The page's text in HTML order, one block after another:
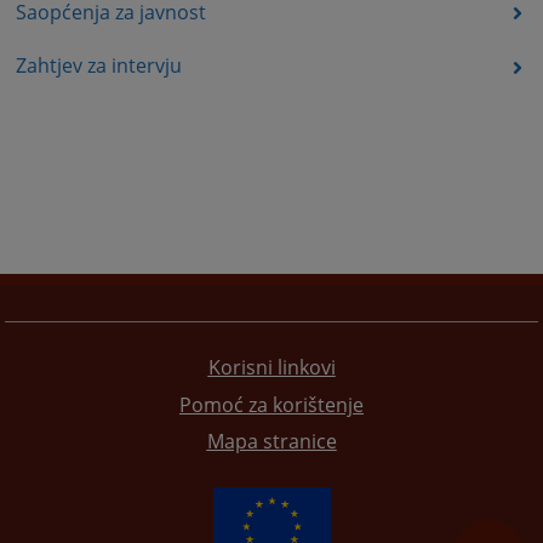
Saopćenja za javnost
Zahtjev za intervju
Korisni linkovi
Pomoć za korištenje
Mapa stranice